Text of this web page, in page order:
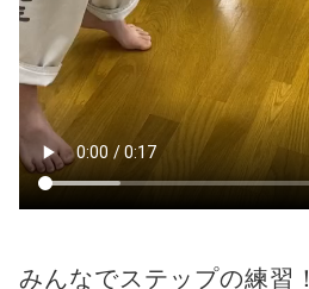
みんなでステップの練習！